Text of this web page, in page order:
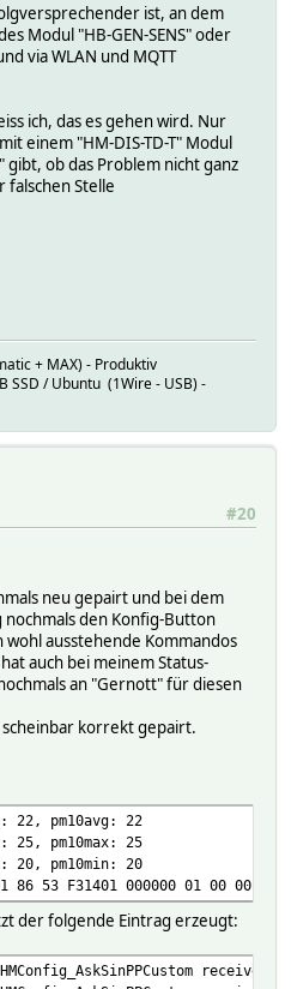
ist, an dem
Modul "HB-GEN-SENS" oder
via WLAN und MQTT
ich, das es gehen wird. Nur
einem "HM-DIS-TD-T" Modul
gibt, ob das Problem nicht ganz
falschen Stelle
+ MAX) - Produktiv
SSD / Ubuntu (1Wire - USB) -
#20
neu gepairt und bei dem
den Konfig-Button
ausstehende Kommandos
auch bei meinem Status-
an "Gernott" für diesen
scheinbar korrekt gepairt.
22, pm10avg: 22
25, pm10max: 25
20, pm10min: 20
86 53 F31401 000000 01 00 00
der folgende Eintrag erzeugt:
received